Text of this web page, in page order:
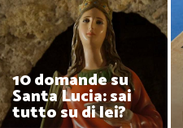
10 domande su
Santa Lucia: sai
tutto su di lei?